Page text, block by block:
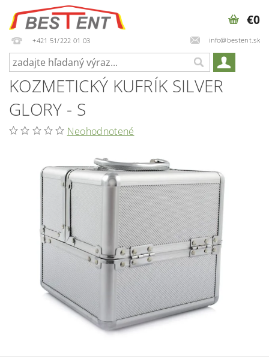
+421 51/222 01 03 info@bestent.sk
€0
KOZMETICKÝ KUFRÍK SILVER
GLORY - S
Neohodnotené